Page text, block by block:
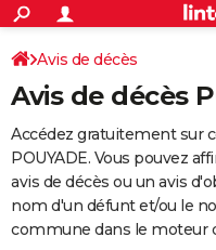
ACTUALITÉS
Politique
Société
Faits Divers
Education
Monde
Villes
+
SPORT
Coupe du monde 2026
Football
Tennis
Cyclisme
Rugby
Forum
Programme TV
TNT
Streaming
Cinéma
Sorties cinéma
Musique
+
FINANCE
Retraite
Epargne
Immobilier
Risques naturels par ville
Banque
Assurance
AUTO
Essais
Réserver un essai
Citadines
Berlines
SUV
Forum auto
+
Avis de décès
Avis de décès
Accédez gratuitement sur
POUYADE. Vous pouvez
avis de décès ou un avis
nom d'un défunt et/ou le
commune dans le moteur